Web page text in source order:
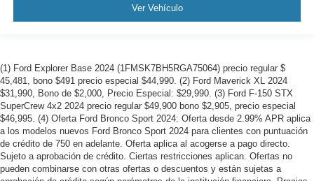
Ver Vehículo
(1) Ford Explorer Base 2024 (1FMSK7BH5RGA75064) precio regular $
45,481, bono $491 precio especial $44,990. (2) Ford Maverick XL 2024
$31,990, Bono de $2,000, Precio Especial: $29,990. (3) Ford F-150 STX
SuperCrew 4x2 2024 precio regular $49,900 bono $2,905, precio especial
$46,995. (4) Oferta Ford Bronco Sport 2024: Oferta desde 2.99% APR aplica
a los modelos nuevos Ford Bronco Sport 2024 para clientes con puntuación
de crédito de 750 en adelante. Oferta aplica al acogerse a pago directo.
Sujeto a aprobación de crédito. Ciertas restricciones aplican. Ofertas no
pueden combinarse con otras ofertas o descuentos y están sujetas a